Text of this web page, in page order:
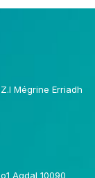
Mégrine Erriadh
Agdal 10090